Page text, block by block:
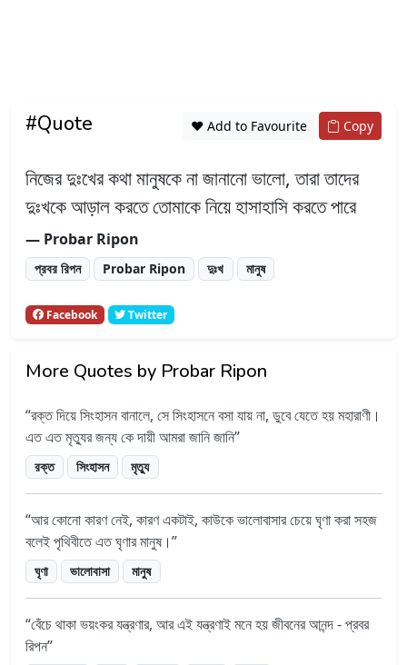
#Quote ❤️ Add to Favourite Copy
নিজের দুঃখের কথা মানুষকে না জানানো ভালো, তারা তাদের
দুঃখকে আড়াল করতে তোমাকে নিয়ে হাসাহাসি করতে পারে
― Probar Ripon
প্রবর রিপন Probar Ripon দুঃখ মানুষ
Facebook Twitter
More Quotes by Probar Ripon
রক্ত দিয়ে সিংহাসন বানালে, সে সিংহাসনে বসা যায় না, ডুবে যেতে হয় মহারাণী।
এত এত মৃত্যুর জন্য কে দায়ী আমরা জানি জানি
রক্ত সিংহাসন মৃত্যু
আর কোনো কারণ নেই, কারণ একটাই, কাউকে ভালোবাসার চেয়ে ঘৃণা করা সহজ
বলেই পৃথিবীতে এত ঘৃণার মানুষ।
ঘৃণা ভালোবাসা মানুষ
বেঁচে থাকা ভয়ংকর যন্ত্রণার, আর এই যন্ত্রণাই মনে হয় জীবনের আনন্দ - প্রবর
রিপন